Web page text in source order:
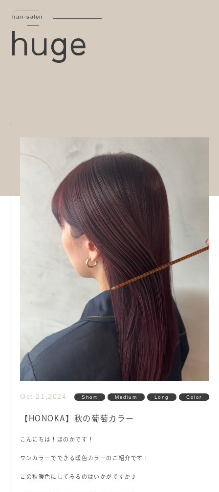
hair salon
Oct 21,2024 Short Medium Long Color
【HONOKA】秋の葡萄カラー
こんにちは！ほのかです！
ワンカラーでできる暖色カラーのご紹介です！
この秋暖色にしてみるのはいかがですか♪